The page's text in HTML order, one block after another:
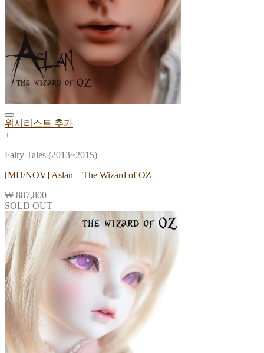
위시리스트 추가
+
Fairy Tales (2013~2015)
[MD/NOV] Aslan – The Wizard of OZ
₩ 887,800
SOLD OUT